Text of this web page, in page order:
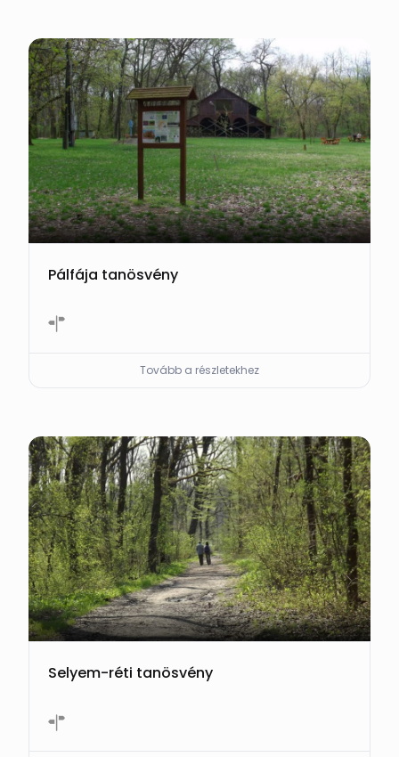
Pálfája tanösvény
Tovább a részletekhez
Selyem-réti tanösvény